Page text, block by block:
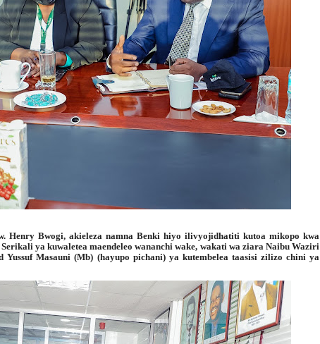
Henry Bwogi, akieleza namna Benki hiyo ilivyojidhatiti kutoa mikopo kwa
ya kuwaletea maendeleo wananchi wake, wakati wa ziara Naibu Waziri
Yussuf Masauni (Mb) (hayupo pichani) ya kutembelea taasisi zilizo chini ya